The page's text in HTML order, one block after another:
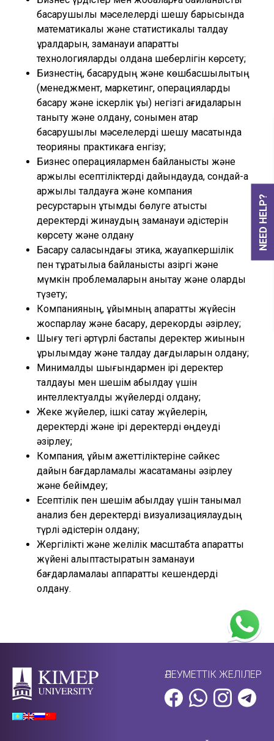
NEED HELP?
басқарушылық мәселелерді шешу барысында
математикалық және статистикалық талдау
құралдарын, заманауи ақпараттық
технологияларды қолдана шеберлігін көрсету;
Бизнестің, басқарудың және көшбасшылықтың
(менеджмент, маркетинг, операцияларды
басқару және іскерлік құқық) негізгі қағидаларын
таныту және қолдану, сонымен қатар
басқарушылық мәселелерді шешу мақсатында
теорияны практикаға енгізу;
Бизнес операциялармен байланысты және
қаржылық есептіліктерді дайындауда, сондай-ақ
қаржылық талдауға және компания
ресурстарын ұтымды бөлуге қатысты
деректерді жинаудың заманауи әдістерін
көрсету және қолдану
Басқару саласындағы этика, жауапкершілік
пен тұрақтылыққа байланысты қазіргі және
мүмкін проблемаларын анықтау және оларды
түзету;
Компанияның, ұйымның ақпараттық жүйесін
жоспарлау және басқару, дерекқорды әзірлеу;
Шығу тегі әртүрлі бастапқы деректер жиынын
құрылымдау және талдау дағдыларын қолдану;
Минималды шығындармен ірі деректер
талдауы мен шешім қабылдау үшін
интеллектуалды жүйелерді қолдану;
Жеке жүйелер, ішкі сақтау жүйелерін,
деректерді және ірі деректерді өңдеуді
әзірлеу;
Компания, ұйым қажеттіліктеріне сәйкес
дайын бағдарламалық жасақтаманы әзірлеу
және бейімдеу;
Есептілік пен шешім қабылдау үшін танымал
анализ бен деректерді визуализациялаудың
түрлі әдістерін қолдану;
Жергілікті және желілік масштабта ақпараттық
жүйені қалыптастыратын заманауи
бағдарламалаық аппараттық кешендерді
қолдану.
ӘЛЕУМЕТТІК ЖЕЛІЛЕР